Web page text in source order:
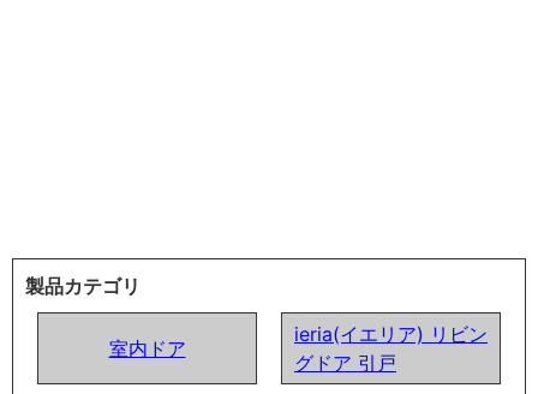
製品カテゴリ
室内ドア
ieria(イエリア) リビン
グドア 引戸